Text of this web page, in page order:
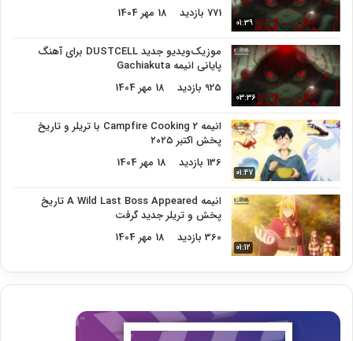
01:39
771 بازدید
18 مهر 1404
03:36
موزیک‌ویدیو جدید DUSTCELL برای آهنگ
پایانی انیمه Gachiakuta
925 بازدید
18 مهر 1404
01:47
انیمه Campfire Cooking 2 با تریلر و تاریخ
پخش اکتبر ۲۰۲۵
136 بازدید
18 مهر 1404
01:12
انیمه A Wild Last Boss Appeared تاریخ
پخش و تریلر جدید گرفت
360 بازدید
18 مهر 1404